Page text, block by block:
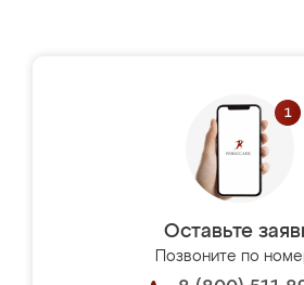
Оставьте
Позвоните по